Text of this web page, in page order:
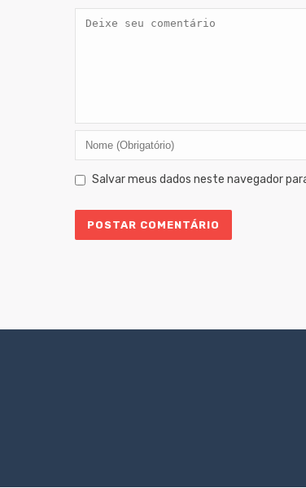
Salvar meus dados neste navegador